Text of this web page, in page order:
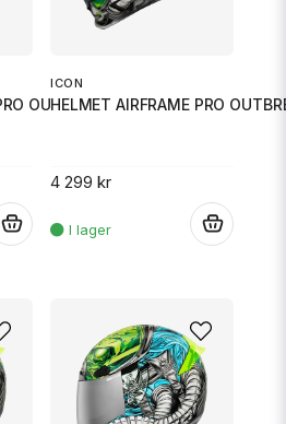
OUTBREAK B
ICON
HELMET AIRFRAME PRO
4 299 kr